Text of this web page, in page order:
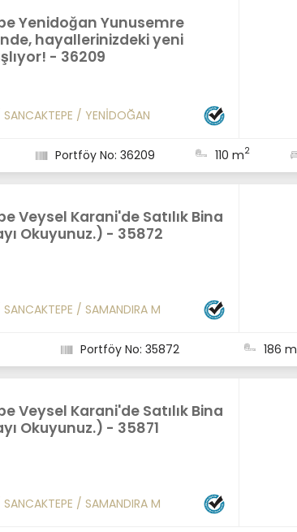
Yenidoğan Yunusemre
hayallerinizdeki yeni
- 36209
SANCAKTEPE / YENİDOĞAN
Portföy No: 36209 110 m2
Veysel Karani'de Satılık Bina
Okuyunuz.) - 35872
SANCAKTEPE / SAMANDIRA M
Portföy No: 35872 186 m
Veysel Karani'de Satılık Bina
Okuyunuz.) - 35871
SANCAKTEPE / SAMANDIRA M